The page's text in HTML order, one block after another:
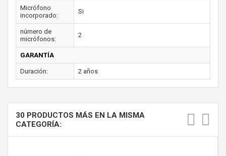
Micrófono
incorporado:
Si
número de
micrófonos:
2
GARANTÍA
Duración: 2 años
30 PRODUCTOS MÁS EN LA MISMA
CATEGORÍA: